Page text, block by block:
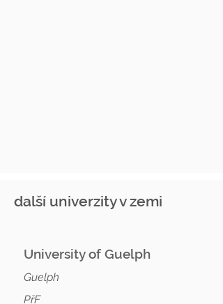
další univerzity v zemi
University of Guelph
Guelph
PřF